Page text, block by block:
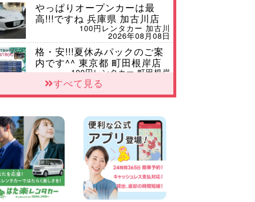
やっぱりオープンカーは最
高!!!ですね 兵庫県 加古川店
100円レンタカー 加古川
2026年08月08日
格・安!!!夏休みパックのご案
内です^^ 東京都 町田根岸店
100円レンタカー 町田根岸
「お得」お盆限定特別料金!!
100円レンタカー 神戸西区枝吉
2026年08月08日
お盆シーズン空きあり!!100円
レンタカー兵庫駅前店はミニ
バンも安い!! 兵庫県 兵庫駅前
店
100円レンタカー 兵庫駅前
2026年08月08日
すべて見る